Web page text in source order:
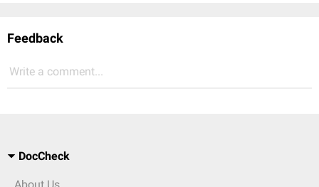
Feedback
Write a comment...
DocCheck